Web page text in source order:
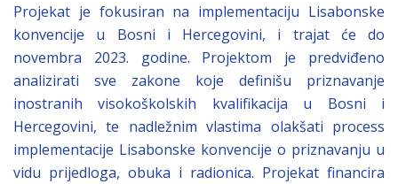
Projekat je fokusiran na implementaciju Lisabonske
konvencije u Bosni i Hercegovini, i trajat će do
novembra 2023. godine. Projektom je predviđeno
analizirati sve zakone koje definišu priznavanje
inostranih visokoškolskih kvalifikacija u Bosni i
Hercegovini, te nadležnim vlastima olakšati process
implementacije Lisabonske konvencije o priznavanju u
vidu prijedloga, obuka i radionica. Projekat financira